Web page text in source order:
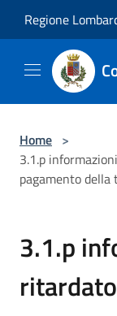
Regione
Home >
3.1.p
pagamento della
3.1.p